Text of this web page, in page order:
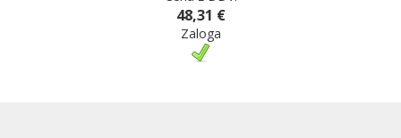
48,31 €
Zaloga